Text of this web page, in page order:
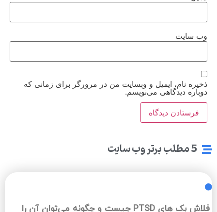
5 مطلب برتر وب سایت
فلاش بک های PTSD چیست و چگونه می‌توان آن‌ را
وب‌ سایت
ذخیره نام، ایمیل و وبسایت من در مرورگر برای زمانی که
دوباره دیدگاهی می‌نویسم.